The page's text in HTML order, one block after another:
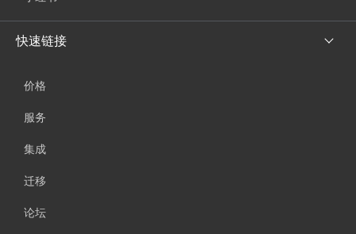
快速链接
价格
服务
集成
迁移
论坛